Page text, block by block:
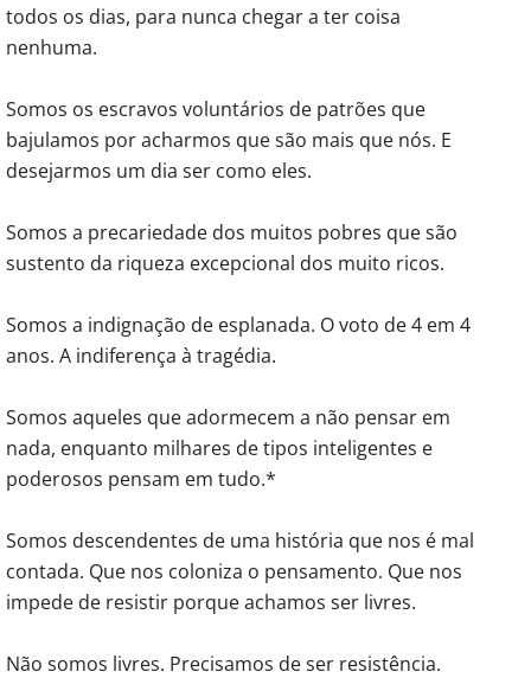
todos os dias, para nunca chegar a ter coisa
nenhuma.
Somos os escravos voluntários de patrões que
bajulamos por acharmos que são mais que nós. E
desejarmos um dia ser como eles.
Somos a precariedade dos muitos pobres que são
sustento da riqueza excepcional dos muito ricos.
Somos a indignação de esplanada. O voto de 4 em 4
anos. A indiferença à tragédia.
Somos aqueles que adormecem a não pensar em
nada, enquanto milhares de tipos inteligentes e
poderosos pensam em tudo.*
Somos descendentes de uma história que nos é mal
contada. Que nos coloniza o pensamento. Que nos
impede de resistir porque achamos ser livres.
Não somos livres. Precisamos de ser resistência.